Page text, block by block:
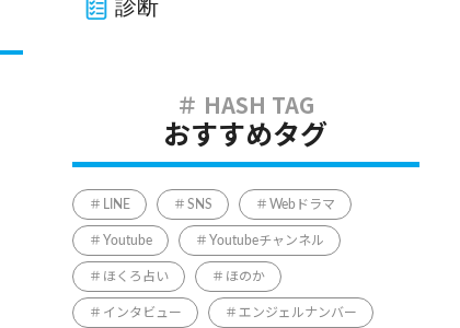
診断
おすすめタグ
LINE SNS Webドラマ
Youtube Youtubeチャンネル
ほくろ占い ほのか
インタビュー エンジェルナンバー